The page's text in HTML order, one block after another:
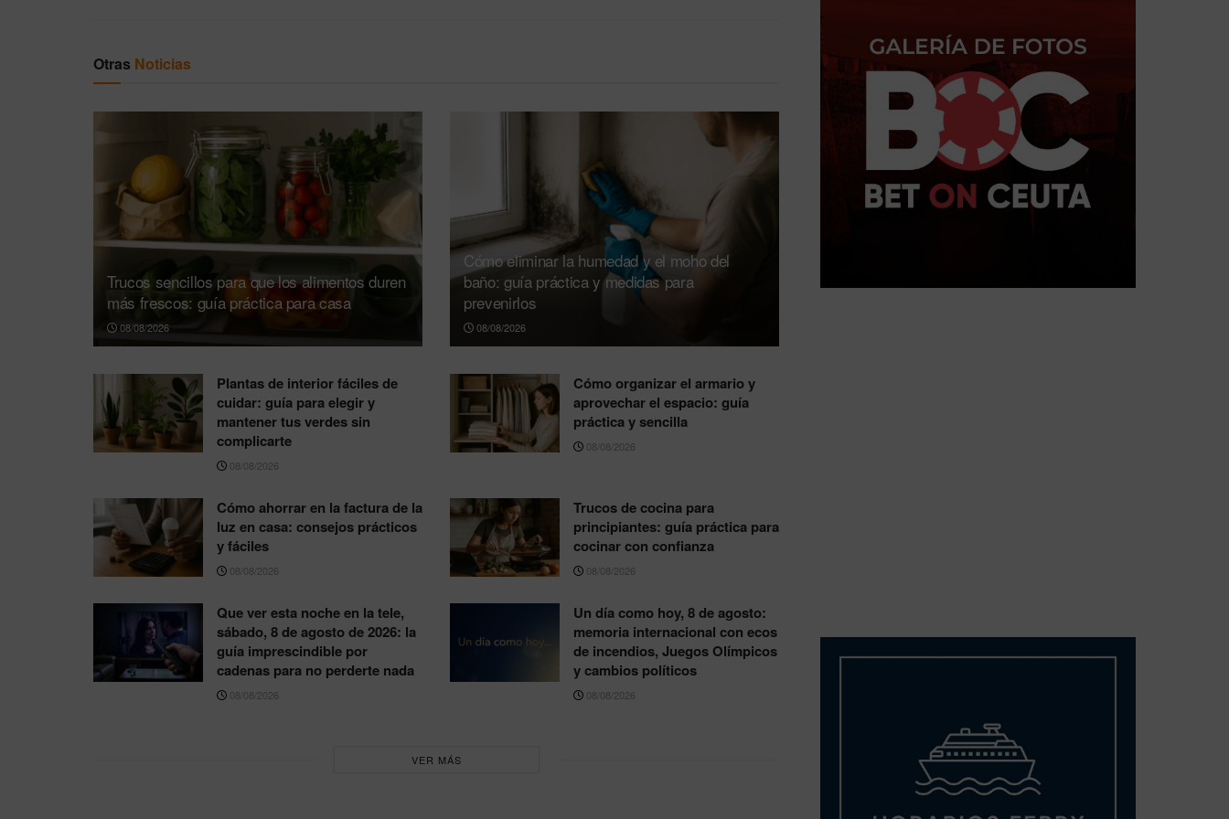
Otras Noticias
Trucos sencillos para que los alimentos duren
más frescos: guía práctica para casa
08/08/2026
Cómo eliminar la humedad y el moho del
baño: guía práctica y medidas para
prevenirlos
08/08/2026
Plantas de interior fáciles de
cuidar: guía para elegir y
mantener tus verdes sin
complicarte
08/08/2026
Cómo organizar el armario y
aprovechar el espacio: guía
práctica y sencilla
08/08/2026
Cómo ahorrar en la factura de la
luz en casa: consejos prácticos
y fáciles
08/08/2026
Trucos de cocina para
principiantes: guía práctica para
cocinar con confianza
08/08/2026
Que ver esta noche en la tele,
sábado, 8 de agosto de 2026: la
guía imprescindible por
cadenas para no perderte nada
08/08/2026
Un día como hoy, 8 de agosto:
memoria internacional con ecos
de incendios, Juegos Olímpicos
y cambios políticos
08/08/2026
VER MÁS